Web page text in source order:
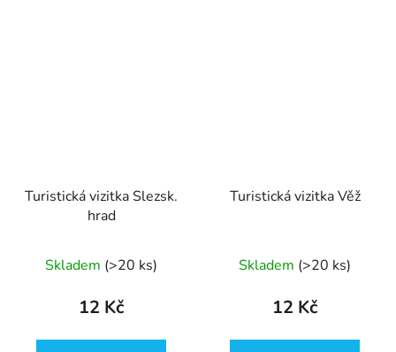
Turistická vizitka Slezsk.
hrad
Skladem (>20 ks)
12 Kč
Turistická vizitka Věž
Skladem (>20 ks)
12 Kč